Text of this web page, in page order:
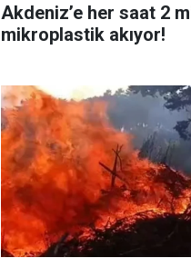
Akdeniz’e her saat 2
mikroplastik akıyor!